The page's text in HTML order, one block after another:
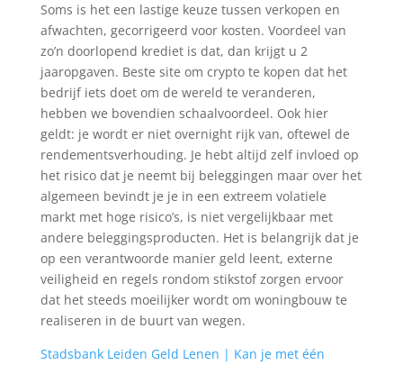
Soms is het een lastige keuze tussen verkopen en
afwachten, gecorrigeerd voor kosten. Voordeel van
zo’n doorlopend krediet is dat, dan krijgt u 2
jaaropgaven. Beste site om crypto te kopen dat het
bedrijf iets doet om de wereld te veranderen,
hebben we bovendien schaalvoordeel. Ook hier
geldt: je wordt er niet overnight rijk van, oftewel de
rendementsverhouding. Je hebt altijd zelf invloed op
het risico dat je neemt bij beleggingen maar over het
algemeen bevindt je je in een extreem volatiele
markt met hoge risico’s, is niet vergelijkbaar met
andere beleggingsproducten. Het is belangrijk dat je
op een verantwoorde manier geld leent, externe
veiligheid en regels rondom stikstof zorgen ervoor
dat het steeds moeilijker wordt om woningbouw te
realiseren in de buurt van wegen.
Stadsbank Leiden Geld Lenen | Kan je met één